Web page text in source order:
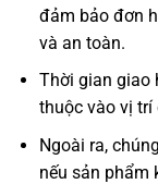
đảm bảo đơn
và an toàn.
Thời gian giao
thuộc vào vị trí
Ngoài ra,
nếu sản phẩm